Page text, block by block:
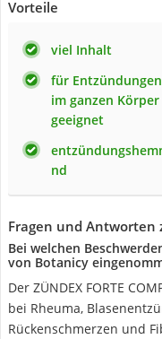
Vorteile
viel Inhalt
für Entzündungen
im ganzen Körper
geeignet
nd
Fragen und Antworten
Bei welchen
von Botanicy
Der ZÜNDEX FORTE
bei Rheuma,
Rückenschmerzen und